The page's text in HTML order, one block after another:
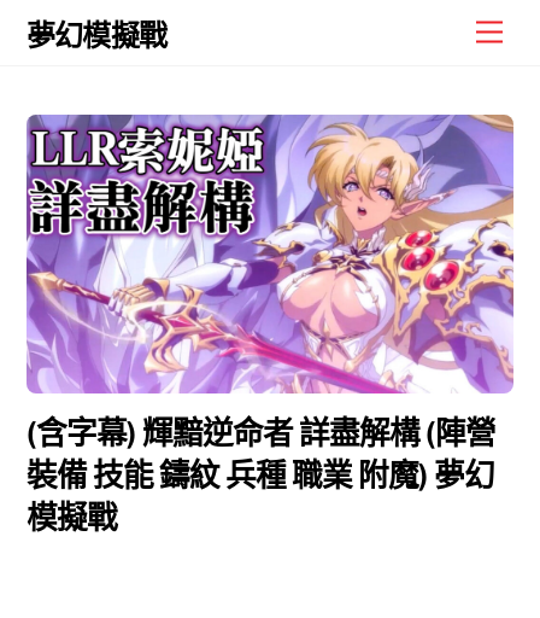
Skip
夢幻模擬戰
(含字幕) 輝黯逆命者 詳盡解構 (陣營
裝備 技能 鑄紋 兵種 職業 附魔) 夢幻
模擬戰